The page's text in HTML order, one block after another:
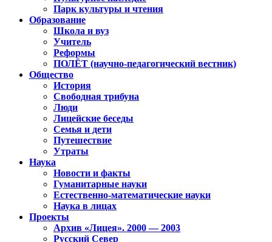
Парк культуры и чтения
Образование
Школа и вуз
Учитель
Реформы
ПОЛЁТ (научно-педагогический вестник)
Общество
История
Свободная трибуна
Люди
Лицейские беседы
Семья и дети
Путешествие
Утраты
Наука
Новости и факты
Гуманитарные науки
Естественно-математические науки
Наука в лицах
Проекты
Архив «Лицея». 2000 — 2003
Русский Север